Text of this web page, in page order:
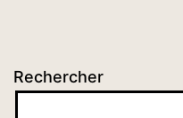
Rechercher